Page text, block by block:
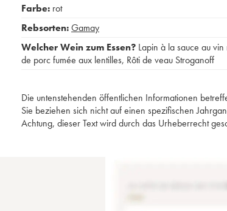
Farbe: rot
Rebsorten:Gamay
Welcher Wein zum Essen? Lapin à la sauce au vin
de porc fumée aux lentilles, Rôti de veau Stroganoff
Die untenstehenden öffentlichen Informationen
Sie beziehen sich nicht auf einen spezifischen
Achtung, dieser Text wird durch das Urheberrecht